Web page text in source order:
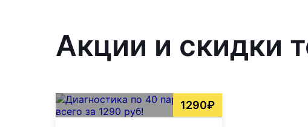
Акции и скидки
1290₽